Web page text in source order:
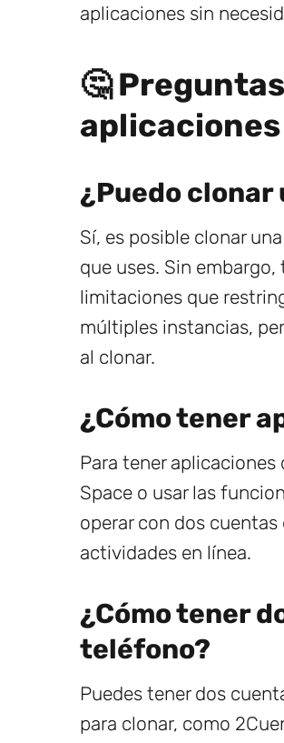
aplicaciones sin
🤔
aplicaciones
¿Puedo clonar
Sí, es posible clonar
que uses. Sin
limitaciones que
múltiples instancias,
al clonar.
¿Cómo tener
Para tener
Space o usar las
operar con dos
actividades en línea.
¿Cómo tener
teléfono?
Puedes tener dos
para clonar, como